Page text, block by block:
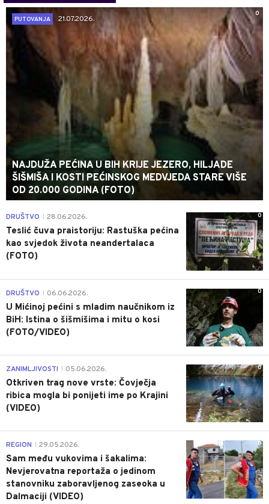
0
PUTOVANJA
21.07.2026.
NAJDUŽA PEĆINA U BIH KRIJE JEZERO, HILJADE
ŠIŠMIŠA I KOSTI PEĆINSKOG MEDVJEDA STARE VIŠE
OD 20.000 GODINA (FOTO)
0
DRUŠTVO 28.06.2026.
Teslić čuva praistoriju: Rastuška pećina
kao svjedok života neandertalaca
(FOTO)
0
DRUŠTVO 06.06.2026.
U Mićinoj pećini s mladim naučnikom iz
BiH: Istina o šišmišima i mitu o kosi
(FOTO/VIDEO)
0
ZANIMLJIVOSTI 05.06.2026.
Otkriven trag nove vrste: Čovječja
ribica mogla bi ponijeti ime po Krajini
(VIDEO)
0
REGION 29.05.2026.
Sam među vukovima i šakalima:
Nevjerovatna reportaža o jedinom
stanovniku zaboravljenog zaseoka u
Dalmaciji (VIDEO)